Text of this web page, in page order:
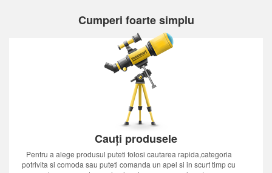
Cumperi foarte simplu
Cauți produsele
Pentru a alege produsul puteti folosi cautarea rapida,categoria
potrivita si comoda sau puteti comanda un apel si in scurt timp cu